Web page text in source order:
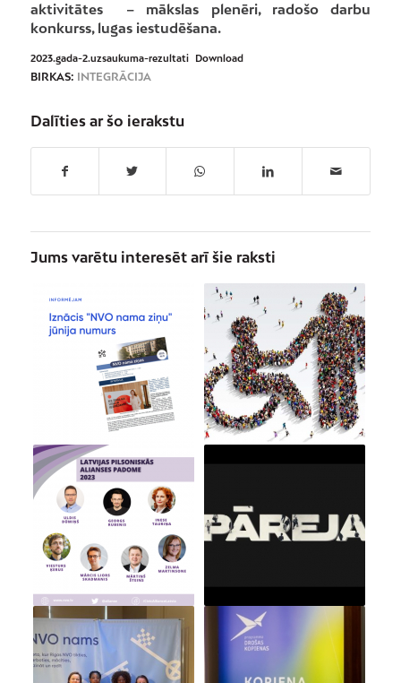
aktivitātes – mākslas plenēri, radošo darbu
konkurss, lugas iestudēšana.
2023.gada-2.uzsaukuma-rezultati Download
BIRKAS: INTEGRĀCIJA
Dalīties ar šo ierakstu
Jums varētu interesēt arī šie raksti